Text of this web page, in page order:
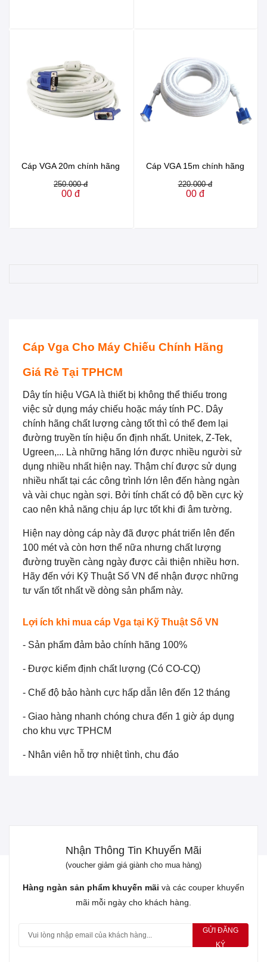
Cáp VGA 20m chính hãng
250.000 đ
00 đ
Cáp VGA 15m chính hãng
220.000 đ
00 đ
Cáp Vga Cho Máy Chiếu Chính Hãng
Giá Rẻ Tại TPHCM
Dây tín hiệu VGA là thiết bị không thể thiếu trong
việc sử dụng máy chiếu hoặc máy tính PC. Dây
chính hãng chất lượng càng tốt thì có thể đem lại
đường truyền tín hiệu ổn định nhất. Unitek, Z-Tek,
Ugreen,... Là những hãng lớn được nhiều người sử
dụng nhiều nhất hiện nay. Thậm chí được sử dụng
nhiều nhất tại các công trình lớn lên đến hàng ngàn
và vài chục ngàn sợi. Bởi tính chất có độ bền cực kỳ
cao nên khả năng chịu áp lực tốt khi đi âm tường.
Hiện nay dòng cáp này đã được phát triển lên đến
100 mét và còn hơn thể nữa nhưng chất lượng
đường truyền càng ngày được cải thiện nhiều hơn.
Hãy đến với Kỹ Thuật Số VN để nhận được những
tư vấn tốt nhất về dòng sản phẩm này.
Lợi ích khi mua cáp Vga tại Kỹ Thuật Số VN
- Sản phẩm đảm bảo chính hãng 100%
- Được kiểm định chất lượng (Có CO-CQ)
- Chế độ bảo hành cực hấp dẫn lên đến 12 tháng
- Giao hàng nhanh chóng chưa đến 1 giờ áp dụng
cho khu vực TPHCM
- Nhân viên hỗ trợ nhiệt tình, chu đáo
Nhận Thông Tin Khuyến Mãi
(voucher giảm giá giành cho mua hàng)
Hàng ngàn sản phẩm khuyến mãi và các couper khuyến
mãi mỗi ngày cho khách hàng.
GỬI ĐĂNG
KÝ